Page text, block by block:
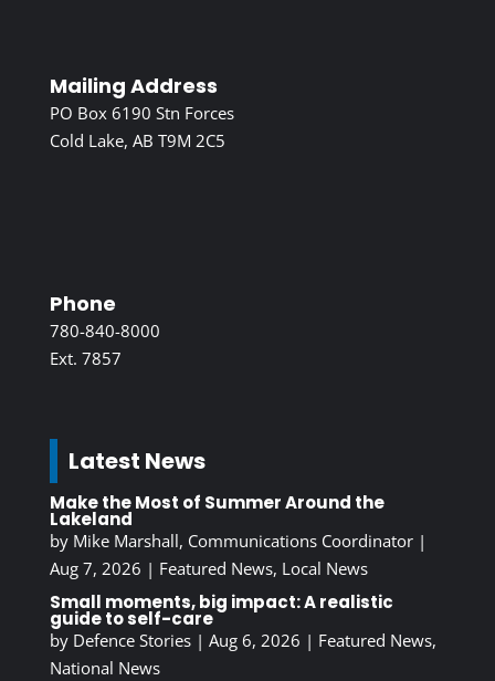
Mailing Address
PO Box 6190 Stn Forces
Cold Lake, AB T9M 2C5
Phone
780-840-8000
Ext. 7857
Latest News
Make the Most of Summer Around the
Lakeland
by Mike Marshall, Communications Coordinator|
Aug 7, 2026 | Featured News, Local News
Small moments, big impact: A realistic
guide to self-care
by Defence Stories| Aug 6, 2026 | Featured News,
National News